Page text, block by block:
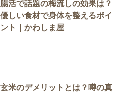
腸活で話題の梅流しの効果は？
優しい食材で身体を整えるポイ
ント｜かわしま屋
玄米のデメリットとは？噂の真